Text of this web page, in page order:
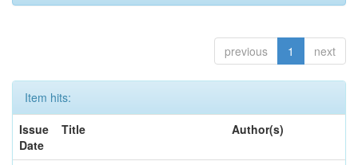
previous 1 next
Item hits:
Issue
Date
Title Author(s)